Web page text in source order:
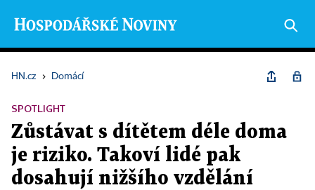
HN.cz › Domácí
SPOTLIGHT
Zůstávat s dítětem déle doma
je riziko. Takoví lidé pak
dosahují nižšího vzdělání